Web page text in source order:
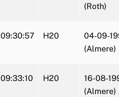
(Roth)
09:30:57 H20
04-09-
(Almere)
09:33:10 H20
16-08-
(Almere)